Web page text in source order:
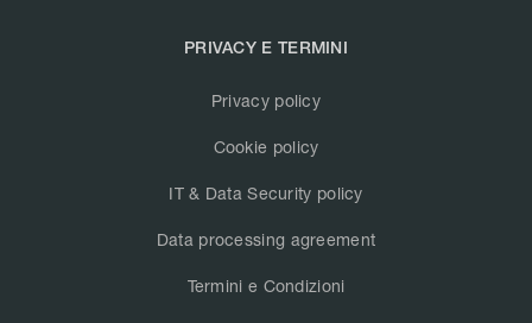
PRIVACY E TERMINI
Privacy policy
Cookie policy
IT & Data Security policy
Data processing agreement
Termini e Condizioni